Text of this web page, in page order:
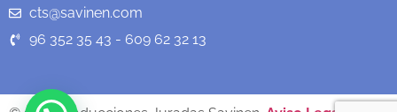
cts@savinen.com
96 352 35 43 - 609 62 32 13